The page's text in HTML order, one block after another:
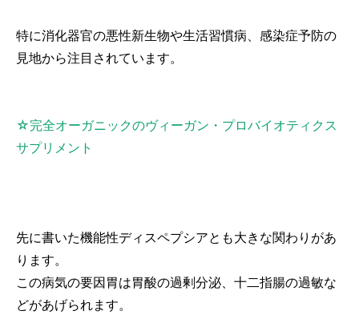
特に消化器官の悪性新生物や生活習慣病、感染症予防の
見地から注目されています。
☆完全オーガニックのヴィーガン・プロバイオティクス
サプリメント
先に書いた機能性ディスペプシアとも大きな関わりがあ
ります。
この病気の要因胃は胃酸の過剰分泌、十二指腸の過敏な
どがあげられます。